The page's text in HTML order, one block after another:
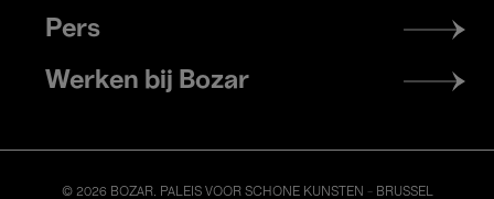
Pers
Werken bij Bozar
© 2026 BOZAR. PALEIS VOOR SCHONE KUNSTEN - BRUSSEL